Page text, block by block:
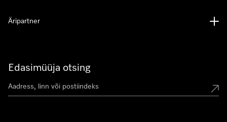
Edasimüüja otsing
Äripartner